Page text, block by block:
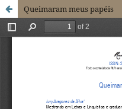
Queimaram meus papéis